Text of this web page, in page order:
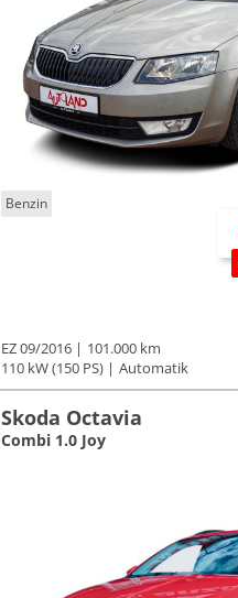
Benzin
EZ 09/2016
101.000 km
110 kW (150 PS)
Automatik
Skoda Octavia
Combi 1.0 Joy